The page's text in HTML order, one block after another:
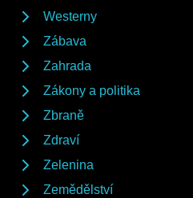
Westerny
Zábava
Zahrada
Zákony a politika
Zbraně
Zdraví
Zelenina
Zemědělství